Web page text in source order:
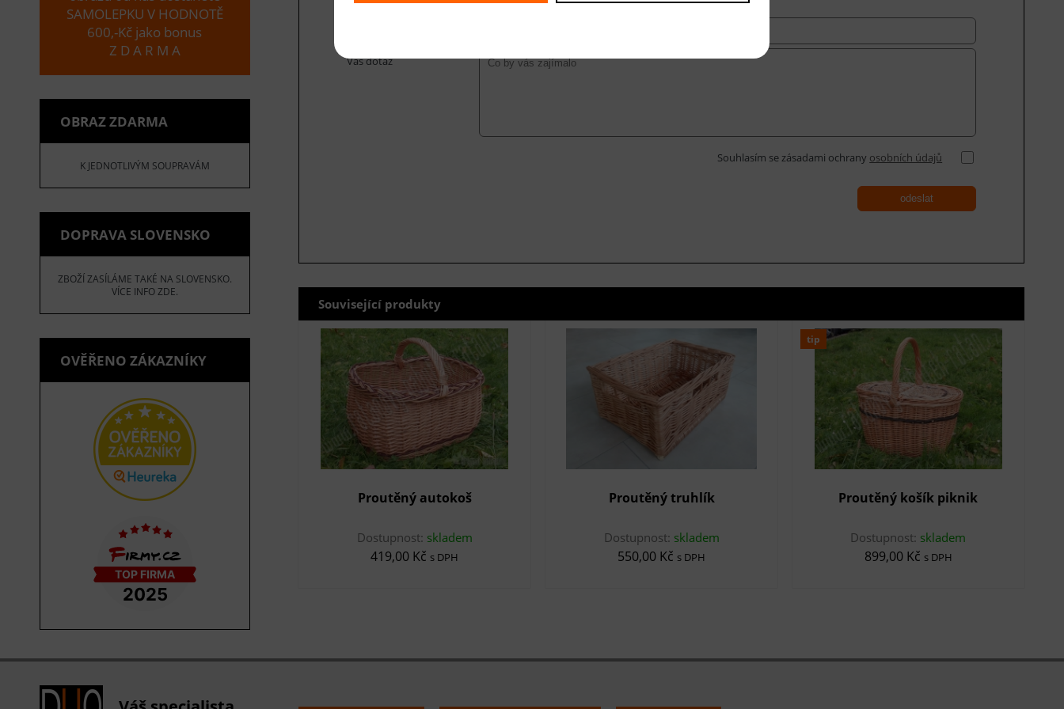
SAMOLEPKU V HODNOTĚ
600,-Kč jako bonus
Z D A R M A
OBRAZ ZDARMA
K JEDNOTLIVÝM SOUPRAVÁM
DOPRAVA SLOVENSKO
ZBOŽÍ ZASÍLÁME TAKÉ NA SLOVENSKO.
VÍCE INFO ZDE.
OVĚŘENO ZÁKAZNÍKY
Váš dotaz
Souhlasím se zásadami ochrany osobních údajů
odeslat
Související produkty
Proutěný autokoš
Dostupnost: skladem
419,00 Kč s DPH
Proutěný truhlík
Dostupnost: skladem
550,00 Kč s DPH
tip
Proutěný košík piknik
Dostupnost: skladem
899,00 Kč s DPH